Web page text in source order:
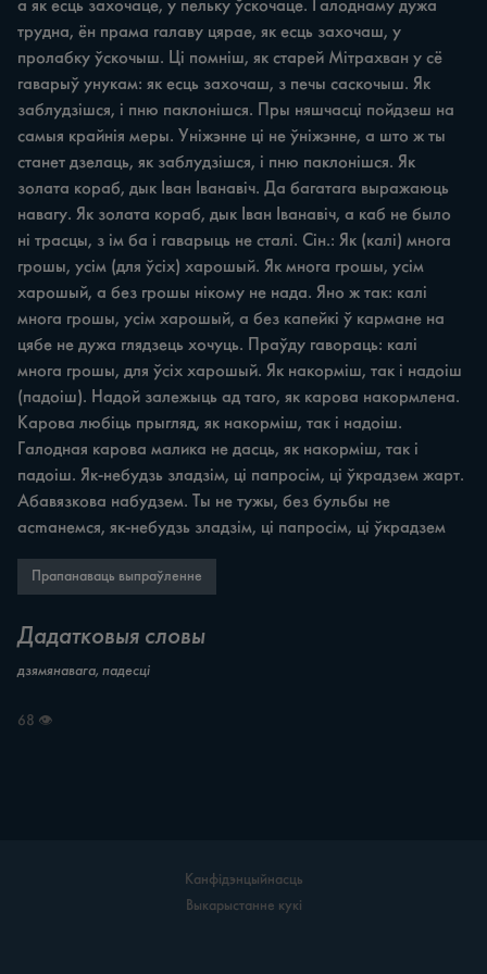
а як есць захочаце, у пельку ўскочаце. Галоднаму дужа
трудна, ён прама галаву цярае, як есць захочаш, у
пролабку ўскочыш. Ці помніш, як старей Мітрахван у сё
гаварыў унукам: як есць захочаш, з печы саскочыш. Як
заблудзішся, i пню паклонішся. Пры няшчасці пойдзеш на
самыя крайнія меры. Уніжэнне ці не ўніжэнне, а што ж ты
станет дзелаць, як заблудзішся, i пню паклонішся. Як
золата кораб, дык Іван Іванавіч. Да багатага выражаюць
навагу. Як золата кораб, дык Іван Іванавіч, а каб не было
ні трасцы, з ім ба i гаварыць не сталі. Сін.: Як (калі) многа
грошы, усім (для ўсіх) харошый. Як многа грошы, усім
харошый, а без грошы нікому не нада. Яно ж так: калі
многа грошы, усім харошый, а без капейкі ў кармане на
цябе не дужа глядзець хочуць. Праўду гавораць: калі
многа грошы, для ўсіх харошый. Як накорміш, так i надоіш
(падоіш). Надой залежыць ад таго, як карова накормлена.
Карова любіць прыгляд, як накорміш, так i надоіш.
Галодная карова малика не дасць, як накорміш, так i
падоіш. Як-небудзь зладзім, ці папросім, ці ўкрадзем жарт.
Абавязкова набудзем. Ты не тужы, без бульбы не
acmaнемся, як-небудзь зладзім, ці папросім, ці ўкрадзем
Прапанаваць выпраўленне
Дадатковыя словы
дзямянавага, падесці
68 👁
Канфідэнцыйнасць
Выкарыстанне кукі